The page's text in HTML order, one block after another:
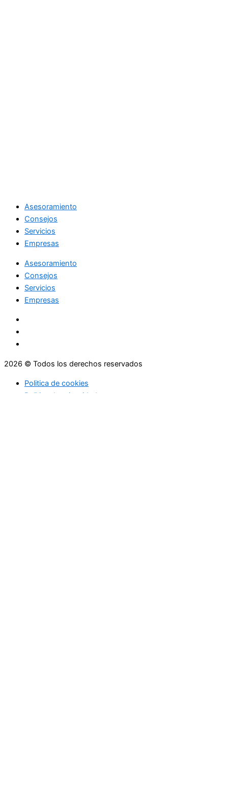
Asesoramiento
Consejos
Servicios
Empresas
Asesoramiento
Consejos
Servicios
Empresas
2026 © Todos los derechos reservados
Politica de cookies
Politica de privacidad